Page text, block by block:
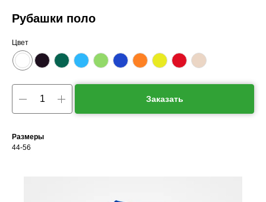
Рубашки поло
Цвет
Заказать
Размеры
44-56